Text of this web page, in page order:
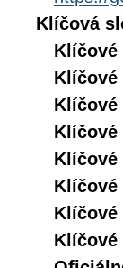
Klíčová
Klíčové
Klíčové
Klíčové
Klíčové
Klíčové
Klíčové
Klíčové
Klíčové